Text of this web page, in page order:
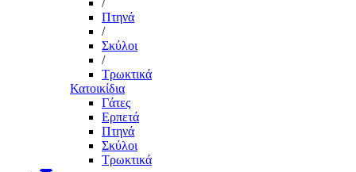
/
Πτηνά
/
Σκύλοι
/
Τρωκτικά
Κατοικίδια
Γάτες
Ερπετά
Πτηνά
Σκύλοι
Τρωκτικά